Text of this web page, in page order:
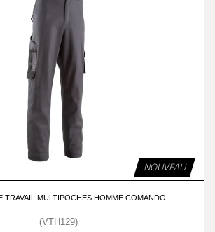
NOUVEAU
TRAVAIL MULTIPOCHES HOMME COMANDO
(VTH129)